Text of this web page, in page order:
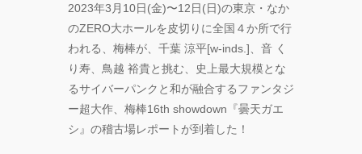
2023年3月10日(金)〜12日(日)の東京・なか
のZERO大ホールを皮切りに全国４か所で行
われる、梅棒が、千葉 涼平[w-inds.]、音 く
り寿、鳥越 裕貴と挑む、史上最大規模とな
るサイバーパンクと和が融合するファンタジ
ー超大作、梅棒16th showdown『曇天ガエ
シ』の稽古場レポートが到着した！